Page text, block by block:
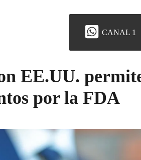
CANAL 1
EE.UU.
por la FDA